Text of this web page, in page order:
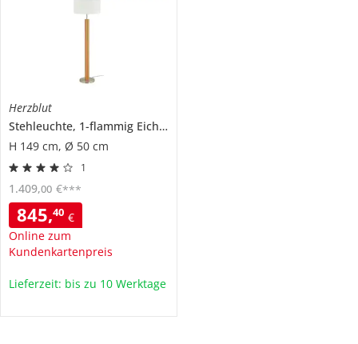
Herzblut
Stehleuchte, 1-flammig Eiche geölt mit Chitz Schirm
H 149 cm, Ø 50 cm
1
845,40 €
Online zum
Kundenkartenpreis
1.409,00 €***
Lieferzeit: bis zu 10 Werktage